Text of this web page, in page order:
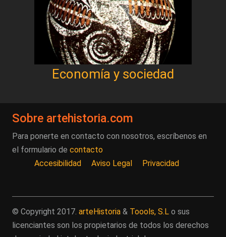
Economía y sociedad
Sobre artehistoria.com
Para ponerte en contacto con nosotros, escríbenos en
el formulario de contacto
Accesibilidad
Aviso Legal Privacidad
© Copyright 2017. arteHistoria & Toools, S.L o sus
licenciantes son los propietarios de todos los derechos